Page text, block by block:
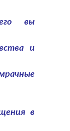
вы
и
в